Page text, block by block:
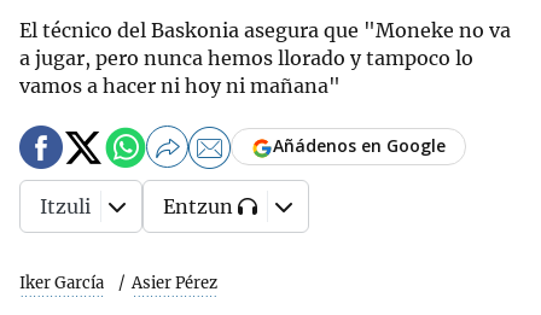
El técnico del Baskonia asegura que "Moneke no va
a jugar, pero nunca hemos llorado y tampoco lo
vamos a hacer ni hoy ni mañana"
Iker García Asier Pérez
Añádenos en Google
Itzuli Entzun